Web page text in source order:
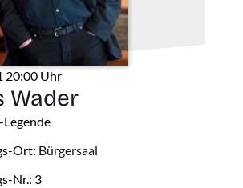
20:00 Uhr
Wader
Ort: Bürgersaal
Nr.: 3